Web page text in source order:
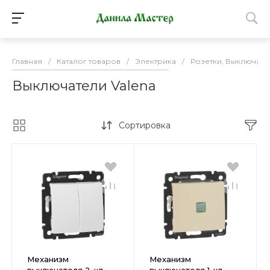
Главная / Каталог товаров / Электрика / Розетки,
Выключатели Valena
Сортировка
Механизм
Механизм